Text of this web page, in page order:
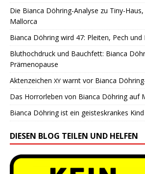
Die Bianca Döhring-Analyse zu Tiny-
Mallorca
Bianca Döhring wird 47: Pleiten, Pech
Bluthochdruck und Bauchfett: Bianca
Prämenopause
Aktenzeichen XY warnt vor Bianca
Das Horrorleben von Bianca Döhring auf
Bianca Döhring ist ein geisteskrankes Kind
DIESEN BLOG TEILEN UND HELFEN